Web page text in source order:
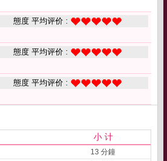
態度 平均评价 :
態度 平均评价 :
態度 平均评价 :
小 计
13 分鐘